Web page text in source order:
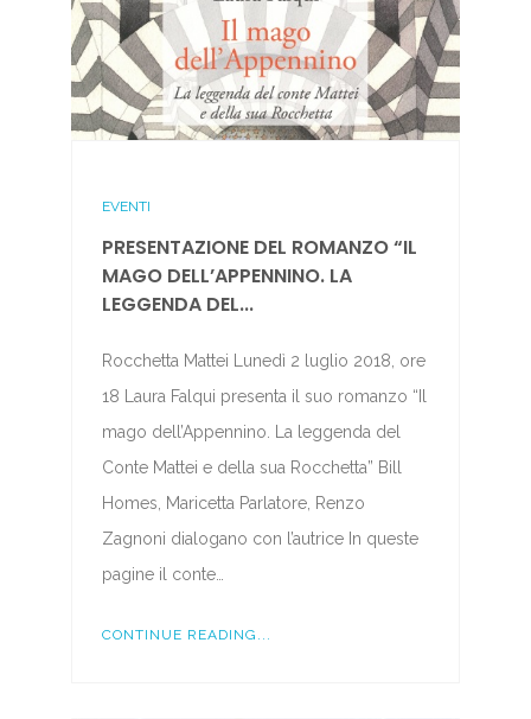
EVENTI
PRESENTAZIONE DEL ROMANZO “IL
MAGO DELL’APPENNINO. LA
LEGGENDA DEL...
Rocchetta Mattei Lunedì 2 luglio 2018, ore
18 Laura Falqui presenta il suo romanzo “Il
mago dell’Appennino. La leggenda del
Conte Mattei e della sua Rocchetta” Bill
Homes, Maricetta Parlatore, Renzo
Zagnoni dialogano con l’autrice In queste
pagine il conte…
CONTINUE READING...